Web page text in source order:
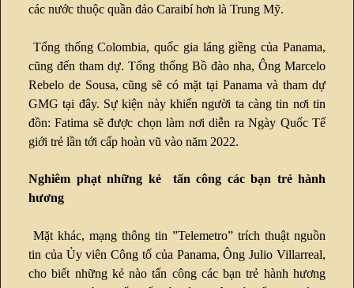
các nước thuộc quần đảo Caraibí hơn là Trung Mỹ.
Tổng thống Colombia, quốc gia láng giềng của Panama,
cũng đến tham dự. Tổng thống Bồ đào nha, Ông Marcelo
Rebelo de Sousa, cũng sẽ có mặt tại Panama và tham dự
GMG tại đây. Sự kiện này khiến người ta càng tin nơi tin
đồn: Fatima sẽ được chọn làm nơi diễn ra Ngày Quốc Tế
giới trẻ lần tới cấp hoàn vũ vào năm 2022.
Nghiêm phạt những kẻ tấn công các bạn trẻ hành
hương
Mặt khác, mạng thông tin ”Telemetro” trích thuật nguồn
tin của Ủy viên Công tố của Panama, Ông Julio Villarreal,
cho biết những kẻ nào tấn công các bạn trẻ hành hương